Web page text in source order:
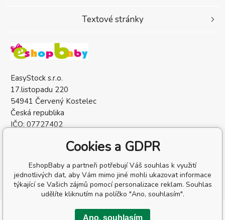
EasyStock s.r.o.
17.listopadu 220
54941 Červený Kostelec
Česká republika
IČO: 07727402
Textové stránky
Copyright © 2026 EasyStock s.r.o.
Cookies a GDPR
EshopBaby a partneři potřebují Váš souhlas k využití
jednotlivých dat, aby Vám mimo jiné mohli ukazovat informace
týkající se Vašich zájmů pomocí personalizace reklam. Souhlas
udělíte kliknutím na políčko "Ano, souhlasím".
Ano, souhlasím